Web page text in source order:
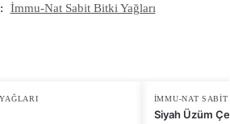
İmmu-Nat Sabit Bitki Yağları
İMMU-NAT
Siyah Üzüm